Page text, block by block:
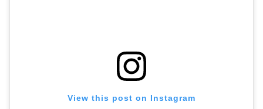
View this post on Instagram